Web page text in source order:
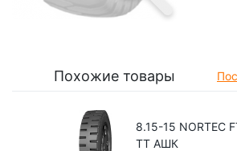
Похожие товары
8.15-15 NORTEC
TT АШК